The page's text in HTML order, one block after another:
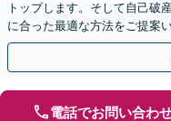
トップします。そして自己破
に合った最適な方法をご提案
相談ください。【法人破産も
電話でお問い合わ